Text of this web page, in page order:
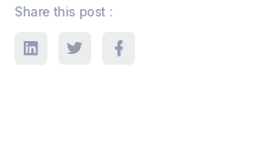
Share this post :